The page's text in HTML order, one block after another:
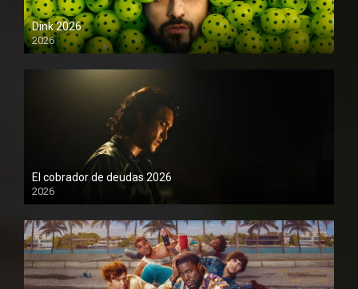
Dink 2026
2026
1080P
El cobrador de deudas 2026
2026
1080P